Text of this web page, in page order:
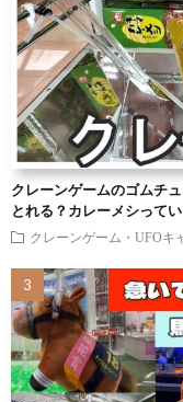
クレーンゲームのゴムチ
とれる？カレーメシって
クレーンゲーム・UFOキ